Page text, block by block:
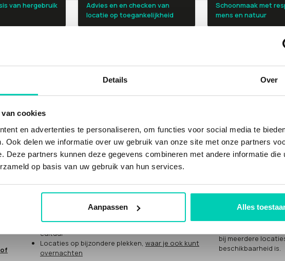
Details Over
cookies
en advertenties te personaliseren, om functies voor social media te
Ook delen we informatie over uw gebruik van onze site met onze partners
Deze partners kunnen deze gegevens combineren met andere informatie die
op basis van uw gebruik van hun services.
Aanpassen Alles
van hergebruik
Advies en en checken van
locatie op toegankelijkheid
Schoonmaak met
mens en natuur
WAT KUN JE BIJ ONS VINDEN?
Inspirerende duurzame en groene locaties, met
meer waarden
voorNATUUR.Duurzame evenementenlocatiesen
duurzame vergaderlocaties
waarden voorMENS: social impact
vergaderlocaties en eventlocaties met sociale
CULTUUR
locaties, gevestigd in
cultureel erfgoed of met een missie voor kunst en
cultuur
Locaties op bijzondere plekken, waar je ook kunt
overnachten
NeemCONTACTop.
"Het is onze
cultuur de norm
Jij helpt hier aan
evenement of
Meerwaarde(n).
Hoe werkt het?
Als bezoeker van
bij meerdere
beschikbaarheid is.